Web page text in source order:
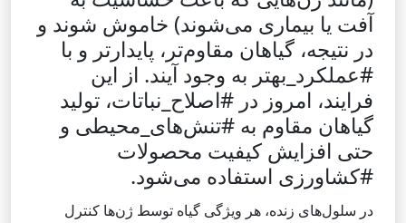
آفت یا بیماری می‌شوند) خاموش شوند و
در نتیجه، گیاهان مقاوم‌تر، پایدارتر و با
#عملکرد_بهتر به وجود آیند. از این
فرایند، امروز در #اصلاح_نباتات، تولید
گیاهان مقاوم به #تنش‌های_محیطی و
حتی افزایش کیفیت محصولات
#کشاورزی استفاده می‌شود.
در سلول‌های زنده، هر ویژگی گیاه توسط ژن‌ها کنترل